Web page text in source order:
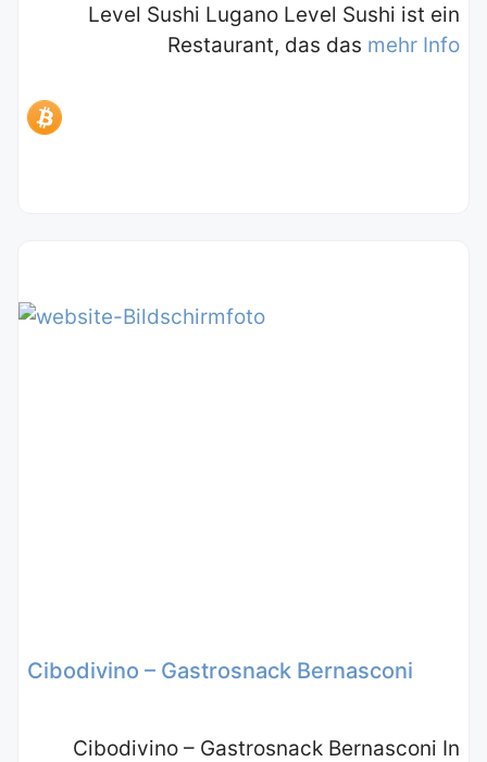
Level Sushi Lugano Level Sushi ist ein
Restaurant, das das mehr Info
Cibodivino – Gastrosnack Bernasconi
Cibodivino – Gastrosnack Bernasconi In